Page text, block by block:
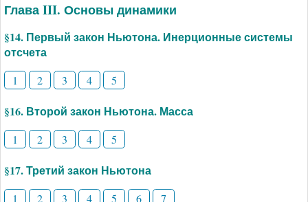
Глава III. Основы динамики
§14. Первый закон Ньютона. Инерционные системы
отсчета
1 2 3 4 5
§16. Второй закон Ньютона. Масса
1 2 3 4 5
§17. Третий закон Ньютона
1 2 3 4 5 6 7